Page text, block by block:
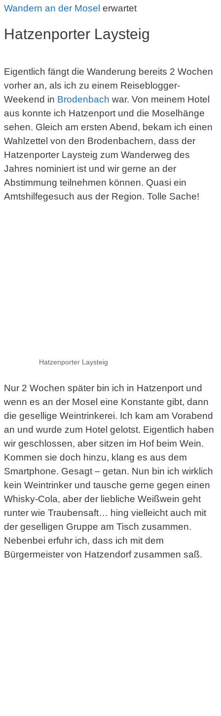
Wandern an der Mosel erwartet
Hatzenporter Laysteig
Eigentlich fängt die Wanderung bereits 2 Wochen
vorher an, als ich zu einem Reiseblogger-
Weekend in Brodenbach war. Von meinem Hotel
aus konnte ich Hatzenport und die Moselhänge
sehen. Gleich am ersten Abend, bekam ich einen
Wahlzettel von den Brodenbachern, dass der
Hatzenporter Laysteig zum Wanderweg des
Jahres nominiert ist und wir gerne an der
Abstimmung teilnehmen können. Quasi ein
Amtshilfegesuch aus der Region. Tolle Sache!
Hatzenporter Laysteig
Nur 2 Wochen später bin ich in Hatzenport und
wenn es an der Mosel eine Konstante gibt, dann
die gesellige Weintrinkerei. Ich kam am Vorabend
an und wurde zum Hotel gelotst. Eigentlich haben
wir geschlossen, aber sitzen im Hof beim Wein.
Kommen sie doch hinzu, klang es aus dem
Smartphone. Gesagt – getan. Nun bin ich wirklich
kein Weintrinker und tausche gerne gegen einen
Whisky-Cola, aber der liebliche Weißwein geht
runter wie Traubensaft… hing vielleicht auch mit
der geselligen Gruppe am Tisch zusammen.
Nebenbei erfuhr ich, dass ich mit dem
Bürgermeister von Hatzendorf zusammen saß.